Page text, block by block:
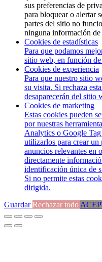
sus preferencias de
para bloquear o alertar
partes del sitio no
ninguna información
Cookies de estadísticas
Para que podamos
sitio web, en función
Cookies de experiencia
Para que nuestro sitio
su visita. Si rechaza
desaparecerán del sitio
Cookies de marketing
Estas cookies pueden
por nuestras
Analytics o Google Tag
utilizarlos para crear un
anuncios relevantes en
directamente
identificación única de
Si no permite estas
dirigida.
GuardarRechazar todo